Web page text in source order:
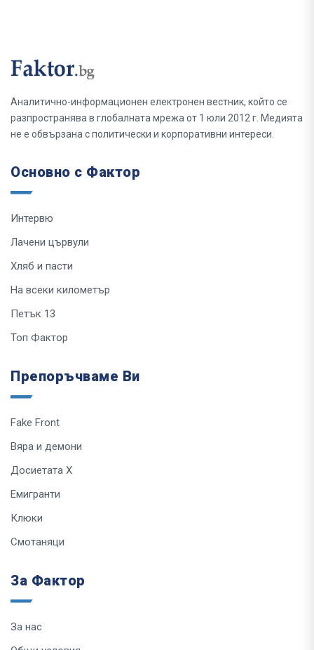
Аналитично-информационен електронен вестник, който се
разпространява в глобалната мрежа от 1 юли 2012 г. Медията
не е обвързана с политически и корпоративни интереси.
Основно с Фактор
Интервю
Лачени цървули
Хляб и пасти
На всеки километър
Петък 13
Топ Фактор
Препоръчваме Ви
Fake Front
Вяра и демони
Досиетата Х
Емигранти
Клюки
Смотаняци
За Фактор
За нас